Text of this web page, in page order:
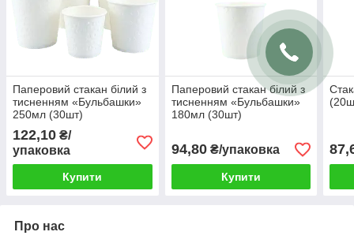
Паперовий стакан білий з
тисненням «Бульбашки»
250мл (30шт)
122,10 ₴/
упаковка
Купити
Паперовий стакан білий з
тисненням «Бульбашки»
180мл (30шт)
94,80₴/упаковка
Купити
Про нас